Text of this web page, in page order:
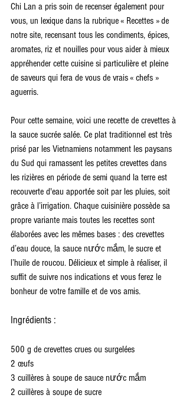
Chi Lan a pris soin de recenser également pour
vous, un lexique dans la rubrique « Recettes » de
notre site, recensant tous les condiments, épices,
aromates, riz et nouilles pour vous aider à mieux
appréhender cette cuisine si particulière et pleine
de saveurs qui fera de vous de vrais « chefs »
aguerris.
Pour cette semaine, voici une recette de crevettes à
la sauce sucrée salée. Ce plat traditionnel est très
prisé par les Vietnamiens notamment les paysans
du Sud qui ramassent les petites crevettes dans
les rizières en période de semi quand la terre est
recouverte d'eau apportée soit par les pluies, soit
grâce à l’irrigation. Chaque cuisinière possède sa
propre variante mais toutes les recettes sont
élaborées avec les mêmes bases : des crevettes
d’eau douce, la sauce nước mắm, le sucre et
l’huile de roucou. Délicieux et simple à réaliser, il
suffit de suivre nos indications et vous ferez le
bonheur de votre famille et de vos amis.
Ingrédients :
500 g de crevettes crues ou surgelées
2 œufs
3 cuillères à soupe de sauce nước mắm
2 cuillères à soupe de sucre